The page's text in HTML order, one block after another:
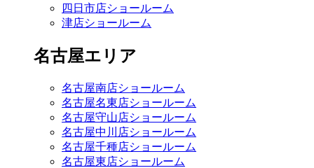
四日市店ショールーム
津店ショールーム
名古屋エリア
名古屋南店ショールーム
名古屋名東店ショールーム
名古屋守山店ショールーム
名古屋中川店ショールーム
名古屋千種店ショールーム
名古屋東店ショールーム